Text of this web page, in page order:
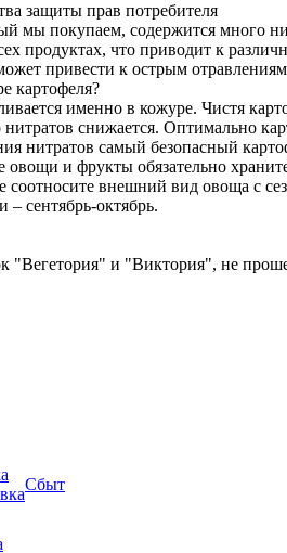
защиты прав потребителя
мы покупаем, содержится много
продуктах, что приводит к
привести к острым
картофеля?
именно в кожуре. Чистя
снижается. Оптимально
нитратов самый безопасный
овощи и фрукты обязательно
соотносите внешний вид овоща с
– сентябрь-октябрь.
"Вегетория" и "Виктория", не
Сбыт